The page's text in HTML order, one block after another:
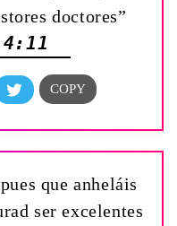
doctores”
que anheláis
ser excelentes